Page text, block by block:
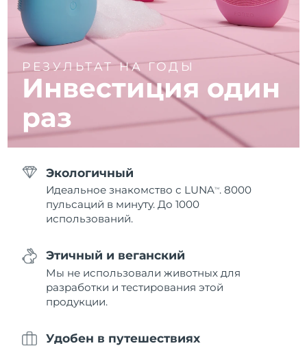
РЕЗУЛЬТАТ НА ГОДЫ
Инвестиция один
раз
Экологичный
Идеальное знакомство с LUNATM . 8000
пульсаций в минуту. До 1000
использований.
Этичный и веганский
Мы не использовали животных для
разработки и тестирования этой
продукции.
Удобен в путешествиях